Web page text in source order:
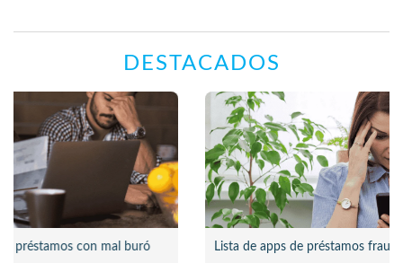
DESTACADOS
Lista de apps de préstamos fraudulentas en México 2026